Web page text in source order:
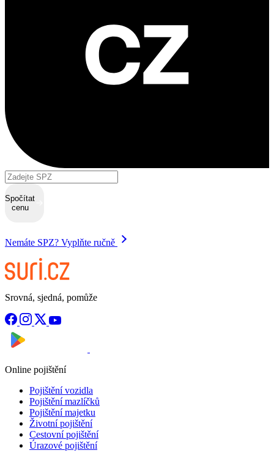
Spočítat
cenu
Nemáte SPZ? Vyplňte ručně
Srovná, sjedná, pomůže
Online pojištění
Pojištění vozidla
Pojištění mazlíčků
Pojištění majetku
Životní pojištění
Cestovní pojištění
Úrazové pojištění